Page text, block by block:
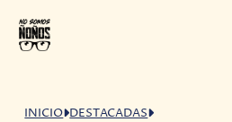
INICIO DESTACADAS